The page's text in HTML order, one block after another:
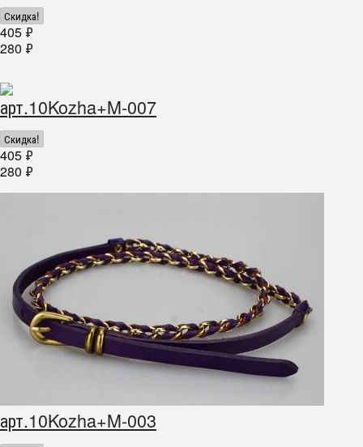
Скидка!
405 ₽
280 ₽
арт.10Kozha+M-007
Скидка!
405 ₽
280 ₽
арт.10Kozha+M-003